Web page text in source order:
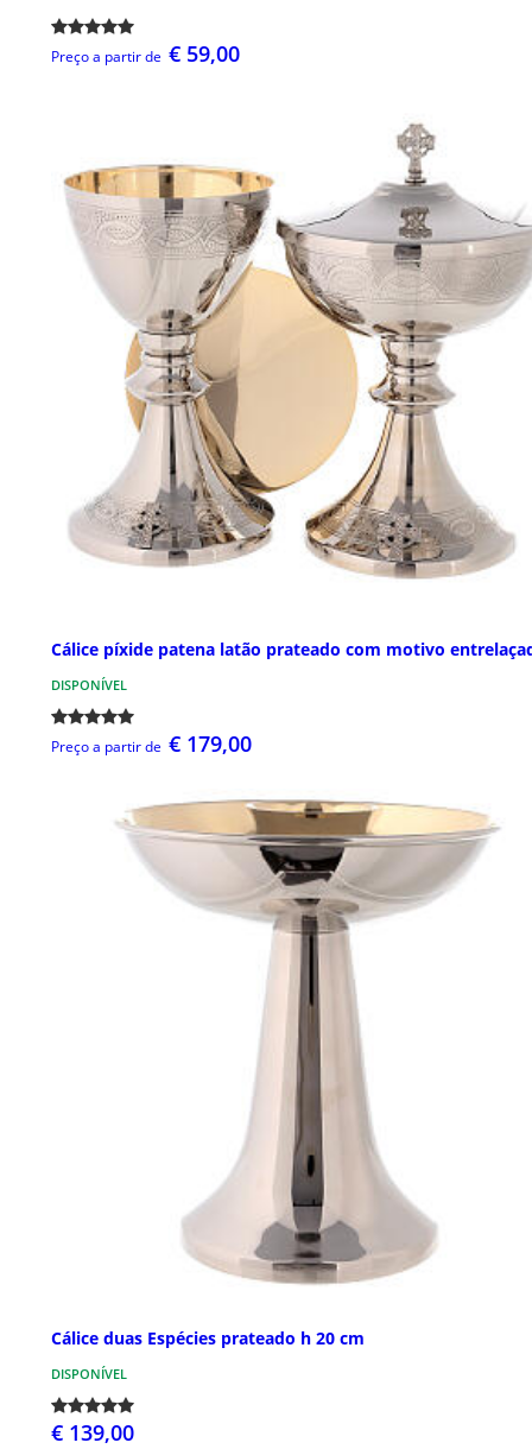
Preço a partir de € 59,00
Cálice píxide patena latão prateado com motivo
DISPONÍVEL
Preço a partir de € 179,00
Cálice duas Espécies prateado h 20 cm
DISPONÍVEL
€ 139,00